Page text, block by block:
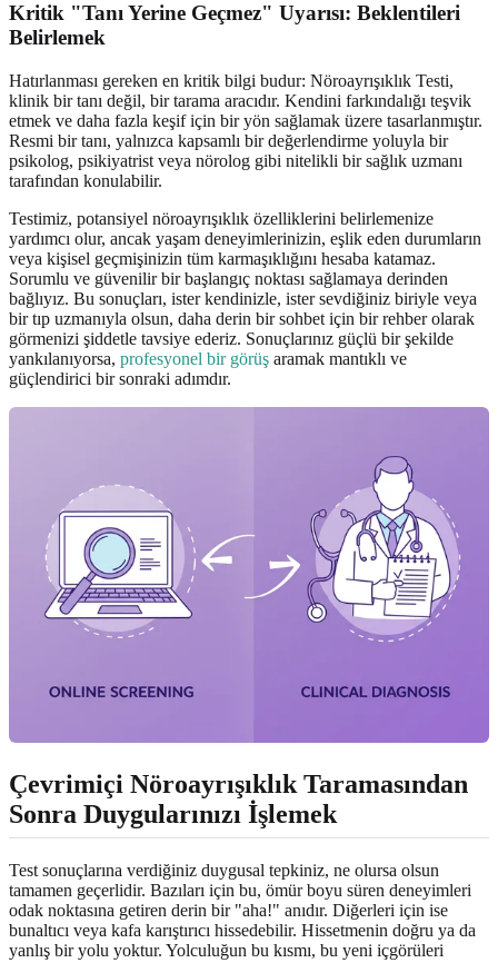
Kritik "Tanı Yerine Geçmez" Uyarısı: Beklentileri
Belirlemek
Hatırlanması gereken en kritik bilgi budur: Nöroayrışıklık Testi,
klinik bir tanı değil, bir tarama aracıdır. Kendini farkındalığı teşvik
etmek ve daha fazla keşif için bir yön sağlamak üzere tasarlanmıştır.
Resmi bir tanı, yalnızca kapsamlı bir değerlendirme yoluyla bir
psikolog, psikiyatrist veya nörolog gibi nitelikli bir sağlık uzmanı
tarafından konulabilir.
Testimiz, potansiyel nöroayrışıklık özelliklerini belirlemenize
yardımcı olur, ancak yaşam deneyimlerinizin, eşlik eden durumların
veya kişisel geçmişinizin tüm karmaşıklığını hesaba katamaz.
Sorumlu ve güvenilir bir başlangıç noktası sağlamaya derinden
bağlıyız. Bu sonuçları, ister kendinizle, ister sevdiğiniz biriyle veya
bir tıp uzmanıyla olsun, daha derin bir sohbet için bir rehber olarak
görmenizi şiddetle tavsiye ederiz. Sonuçlarınız güçlü bir şekilde
yankılanıyorsa, profesyonel bir görüş aramak mantıklı ve
güçlendirici bir sonraki adımdır.
Çevrimiçi Nöroayrışıklık Taramasından
Sonra Duygularınızı İşlemek
Test sonuçlarına verdiğiniz duygusal tepkiniz, ne olursa olsun
tamamen geçerlidir. Bazıları için bu, ömür boyu süren deneyimleri
odak noktasına getiren derin bir "aha!" anıdır. Diğerleri için ise
bunaltıcı veya kafa karıştırıcı hissedebilir. Hissetmenin doğru ya da
yanlış bir yolu yoktur. Yolculuğun bu kısmı, bu yeni içgörüleri